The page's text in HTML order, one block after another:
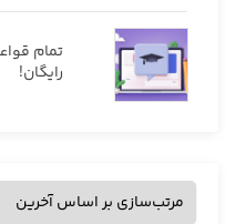
تمام
رایگان!